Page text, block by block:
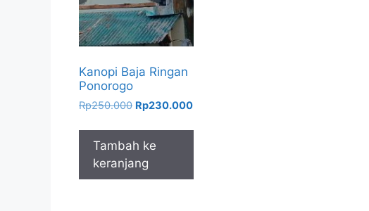
Kanopi Baja Ringan
Ponorogo
Rp250.000 Harga
adalah:
Rp250.000.
Rp230.000Harga
ini
Tambah ke
keranjang